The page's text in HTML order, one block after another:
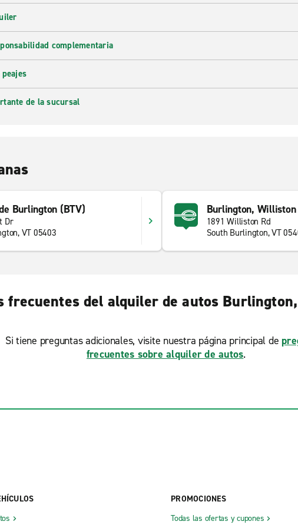
complementaria
de la sucursal
Burlington (BTV)
Dr
VT 05403
Burlington, Williston
1891 Williston Rd
South Burlington, VT
frecuentes del alquiler de autos
Si tiene preguntas adicionales, visite nuestra página principal de
frecuentes sobre alquiler de autos.
PROMOCIONES
Todas las ofertas y cupones